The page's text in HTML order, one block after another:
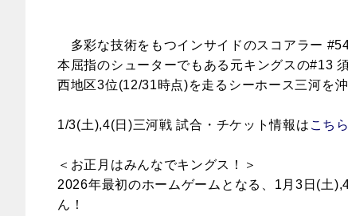
多彩な技術をもつインサイドのスコアラー
本屈指のシューターでもある 元キングスの#13
西地区3位(12/31時点)を走るシーホース三河を
1/3(土),4(日)三河戦 試合・チケット情報は こちら
＜お正月はみんなでキングス！＞
2026年最初のホームゲームとなる、1月3日(土
ん！